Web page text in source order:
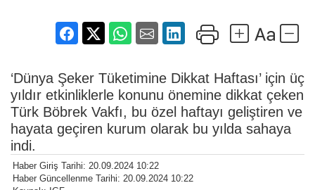
‘Dünya Şeker Tüketimine Dikkat Haftası’ için üç
yıldır etkinliklerle konunu önemine dikkat çeken
Türk Böbrek Vakfı, bu özel haftayı geliştiren ve
hayata geçiren kurum olarak bu yılda sahaya
indi.
Haber Giriş Tarihi: 20.09.2024 10:22
Haber Güncellenme Tarihi: 20.09.2024 10:22